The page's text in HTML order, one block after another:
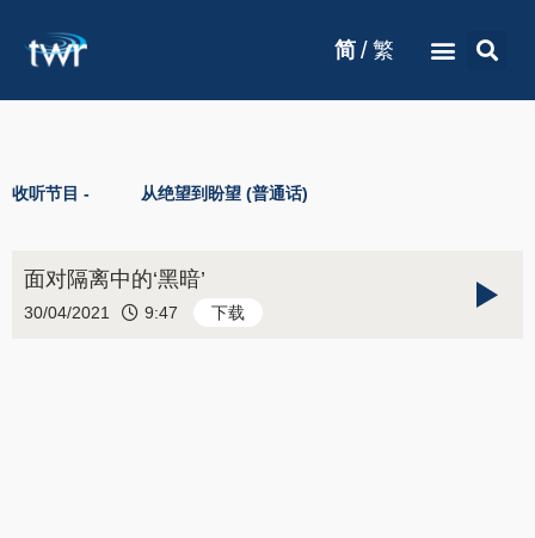
简 / 繁
收听节目 - 从绝望到盼望 (普通话)
面对隔离中的‘黑暗’
30/04/2021 9:47 下载